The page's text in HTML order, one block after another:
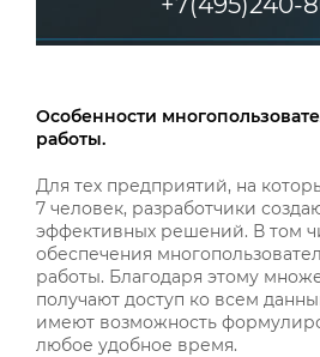
Особенности
работы.
Для тех предприятий, на
7 человек, разработчики
эффективных решений. В том
обеспечения
работы. Благодаря этому
получают доступ ко всем
имеют возможность
любое удобное время.